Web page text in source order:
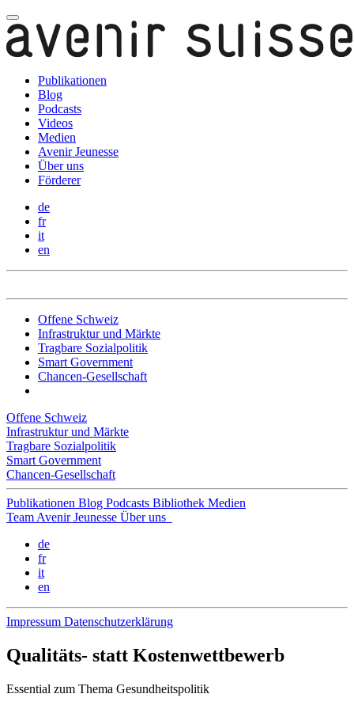
Publikationen
Blog
Podcasts
Videos
Medien
Avenir Jeunesse
Über uns
Förderer
de
fr
it
en
Offene Schweiz
Infrastruktur und Märkte
Tragbare Sozialpolitik
Smart Government
Chancen-Gesellschaft
Offene Schweiz
Infrastruktur und Märkte
Tragbare Sozialpolitik
Smart Government
Chancen-Gesellschaft
Publikationen Blog Podcasts Bibliothek Medien
Team Avenir Jeunesse Über uns
de
fr
it
en
Impressum Datenschutzerklärung
Qualitäts- statt Kostenwettbewerb
Essential zum Thema Gesundheitspolitik